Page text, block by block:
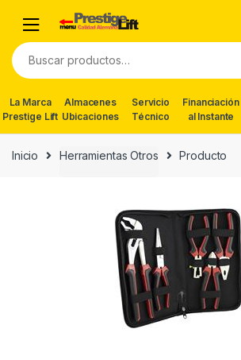
navigation
content
Buscar
por:
La Marca
Prestige Lift
Almacenes
Ubicaciones
Servicio
Técnico
Financiación
al Instante
Inicio Herramientas Otros Producto